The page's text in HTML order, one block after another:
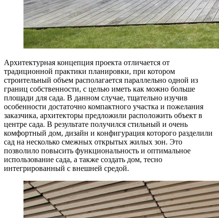
Архитектурная концепция проекта отличается от
традиционной практики планировки, при котором
строительный объем располагается параллельно одной из
границ собственности, с целью иметь как можно больше
площади для сада. В данном случае, тщательно изучив
особенности достаточно компактного участка и пожелания
заказчика, архитекторы предложили расположить объект в
центре сада. В результате получился стильный и очень
комфортный дом, дизайн и конфигурация которого разделили
сад на несколько смежных открытых жилых зон. Это
позволило повысить функциональность и оптимальное
использование сада, а также создать дом, тесно
интегрированный с внешней средой.